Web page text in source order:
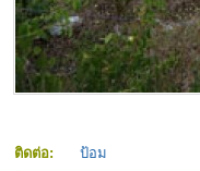
ติดต่อ: ป้อม